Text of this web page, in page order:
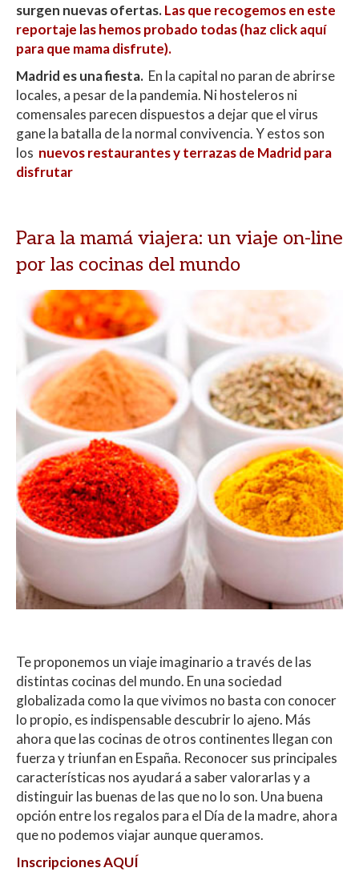
surgen nuevas ofertas.Las que recogemos en este
reportaje las hemos probado todas (haz click aquí
para que mama disfrute).
Madrid es una fiesta. En la capital no paran de abrirse
locales, a pesar de la pandemia. Ni hosteleros ni
comensales parecen dispuestos a dejar que el virus
gane la batalla de la normal convivencia. Y estos son
los nuevos restaurantes y terrazas de Madrid para
disfrutar
Para la mamá viajera: un viaje on-line
por las cocinas del mundo
Te proponemos un viaje imaginario a través de las
distintas cocinas del mundo. En una sociedad
globalizada como la que vivimos no basta con conocer
lo propio, es indispensable descubrir lo ajeno. Más
ahora que las cocinas de otros continentes llegan con
fuerza y triunfan en España. Reconocer sus principales
características nos ayudará a saber valorarlas y a
distinguir las buenas de las que no lo son. Una buena
opción entre los regalos para el Día de la madre, ahora
que no podemos viajar aunque queramos.
InscripcionesAQUÍ